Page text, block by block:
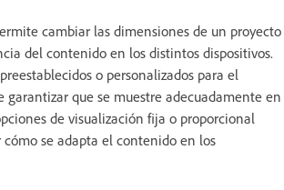
cambiar las dimensiones de un proyecto
del contenido en los distintos dispositivos.
o personalizados para el
garantizar que se muestre adecuadamente en
de visualización fija o proporcional
se adapta el contenido en los